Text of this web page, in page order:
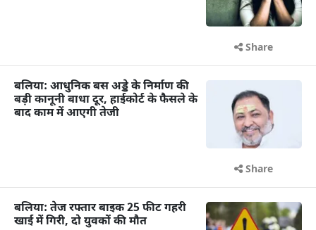
Share
बलिया: आधुनिक बस अड्डे के निर्माण की
बड़ी कानूनी बाधा दूर, हाईकोर्ट के फैसले के
बाद काम में आएगी तेजी
Share
बलिया: तेज रफ्तार बाइक 25 फीट गहरी
खाई में गिरी, दो युवकों की मौत